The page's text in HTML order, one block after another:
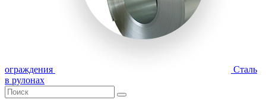
ограждения
Сталь
в рулонах